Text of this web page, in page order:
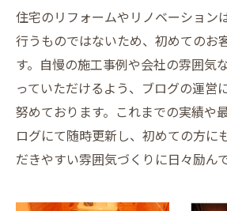
住宅のリフォームやリノベーション
行うものではないため、初めてのお
す。自慢の施工事例や会社の雰囲気
っていただけるよう、ブログの運営
努めております。これまでの実績や
ログにて随時更新し、初めての方に
だきやすい雰囲気づくりに日々励んで